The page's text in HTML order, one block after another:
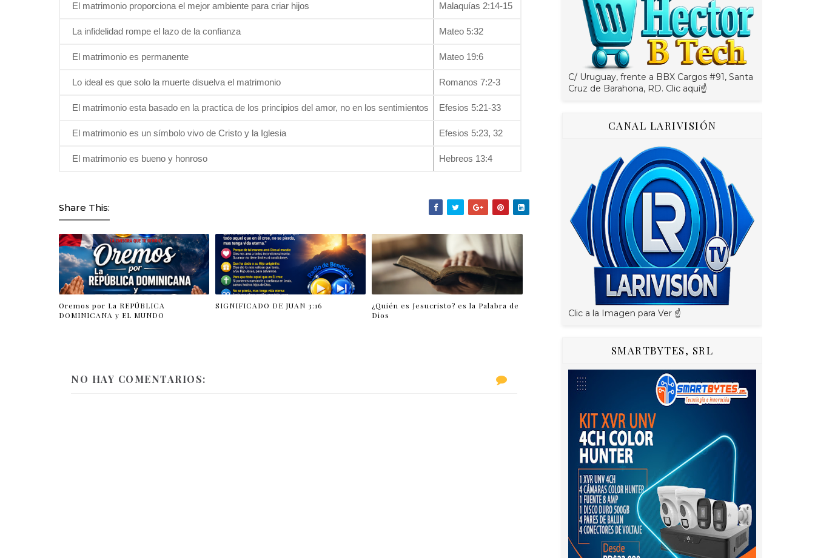
El matrimonio proporciona el mejor ambiente para criar hijos Malaquías 2:14-15
La infidelidad rompe el lazo de la confianza Mateo 5:32
El matrimonio es permanente Mateo 19:6
Lo ideal es que solo la muerte disuelva el matrimonio Romanos 7:2-3
El matrimonio esta basado en la practica de los principios del amor, no en los sentimientos Efesios 5:21-33
El matrimonio es un símbolo vivo de Cristo y la Iglesia Efesios 5:23, 32
El matrimonio es bueno y honroso Hebreos 13:4
Share This:
Oremos por La REPÚBLICA
DOMINICANA y EL MUNDO
SIGNIFICADO DE JUAN 3:16
¿Quién es Jesucristo? es la Palabra de
Dios
NO HAY COMENTARIOS:
C/ Uruguay, frente a BBX Cargos #91, Santa
Cruz de Barahona, RD. Clic aquí☝
CANAL LARIVISIÓN
Clic a la Imagen para Ver ☝️
SMARTBYTES, SRL